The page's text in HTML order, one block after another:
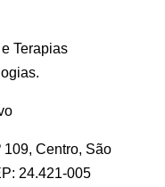
Terapias
109, Centro, São
24.421-005